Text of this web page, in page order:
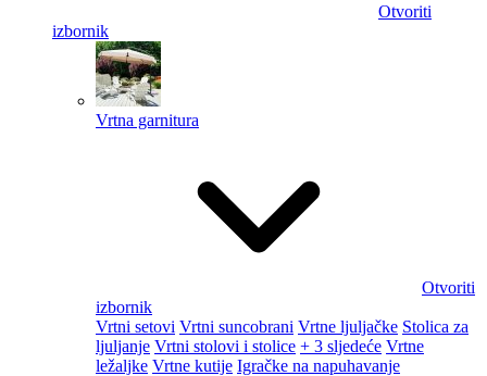
Otvoriti
izbornik
Vrtna garnitura
Otvoriti
izbornik
Vrtni setovi Vrtni suncobrani Vrtne ljuljačke Stolica za
ljuljanje Vrtni stolovi i stolice + 3 sljedeće Vrtne
ležaljke Vrtne kutije Igračke na napuhavanje